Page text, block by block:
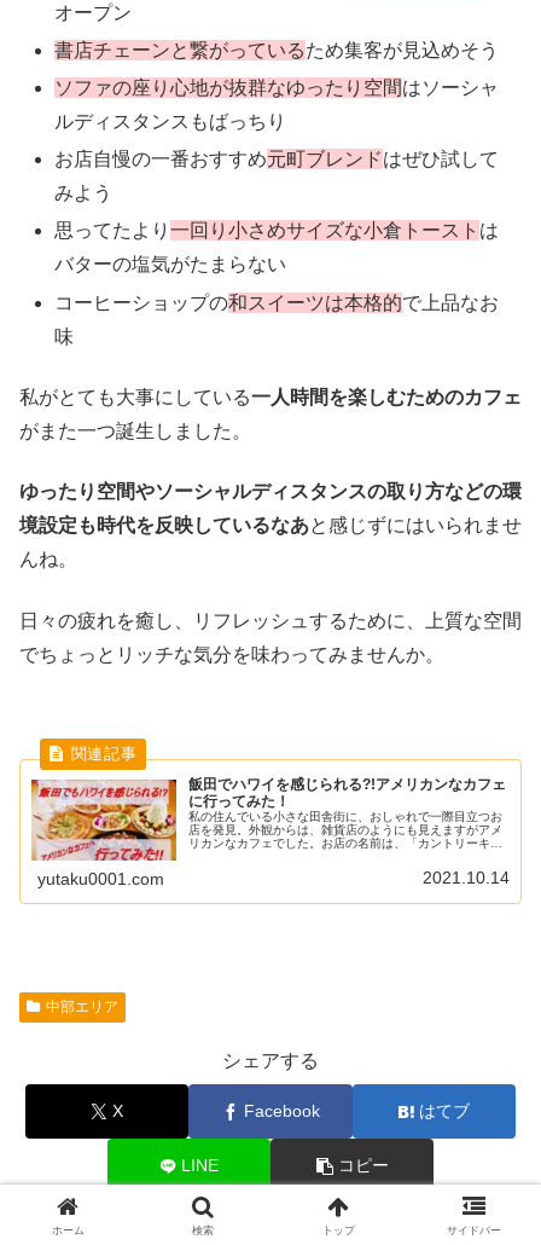
オープン
書店チェーンと繋がっているため集客が見込めそう
ソファの座り心地が抜群なゆったり空間はソーシャ
ルディスタンスもばっちり
お店自慢の一番おすすめ元町ブレンドはぜひ試して
みよう
思ってたより一回り小さめサイズな小倉トースト は
バターの塩気がたまらない
コーヒーショップの和スイーツは本格的で上品なお
味
私がとても大事にしている一人時間を楽しむためのカフェ
がまた一つ誕生しました。
ゆったり空間やソーシャルディスタンスの取り方などの環
境設定も時代を反映しているなあと感じずにはいられませ
んね。
日々の疲れを癒し、リフレッシュするために、上質な空間
でちょっとリッチな気分を味わってみませんか。
飯田でハワイを感じられる?!アメリカンなカフェ
に行ってみた！
私の住んでいる小さな田舎街に、おしゃれで一際目立つお
店を発見。外観からは、雑貨店のようにも見えますがアメ
リカンなカフェでした。お店の名前は、「カントリーキッ
yutaku0001.com 2021.10.14
中部エリア
シェアする
X Facebook はてブ
LINE コピー
ホーム 検索 トップ サイドバー